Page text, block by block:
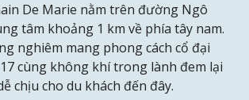
De Marie nằm trên đường Ngô
tâm khoảng 1 km về phía tây nam.
nghiêm mang phong cách cổ đại
cùng không khí trong lành đem lại
chịu cho du khách đến đây.